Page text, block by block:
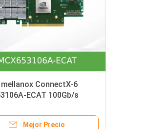
mellanox ConnectX-6
ECAT 100Gb/s
con capacidad
Mejor Precio